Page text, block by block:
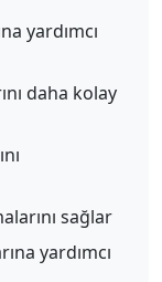
yardımcı
daha kolay
sağlar
yardımcı